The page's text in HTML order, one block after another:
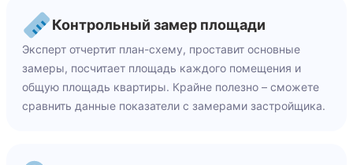
Контрольный замер площади
Эксперт отчертит план-схему, проставит основные
замеры, посчитает площадь каждого помещения и
общую площадь квартиры. Крайне полезно – сможете
сравнить данные показатели с замерами застройщика.